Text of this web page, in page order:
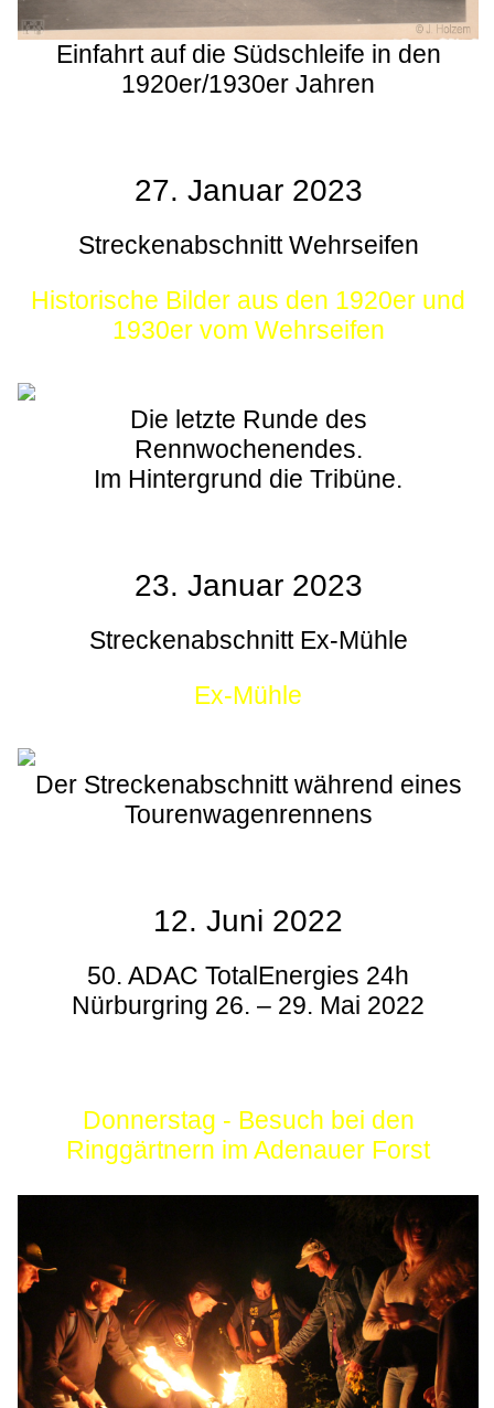
Einfahrt auf die Südschleife in den
1920er/1930er Jahren
27. Januar 2023
Streckenabschnitt Wehrseifen
Historische Bilder aus den 1920er und
1930er vom Wehrseifen
Die letzte Runde des
Rennwochenendes.
Im Hintergrund die Tribüne.
23. Januar 2023
Streckenabschnitt Ex-Mühle
Ex-Mühle
Der Streckenabschnitt während eines
Tourenwagenrennens
12. Juni 2022
50. ADAC TotalEnergies 24h
Nürburgring 26. – 29. Mai 2022
Donnerstag - Besuch bei den
Ringgärtnern im Adenauer Forst